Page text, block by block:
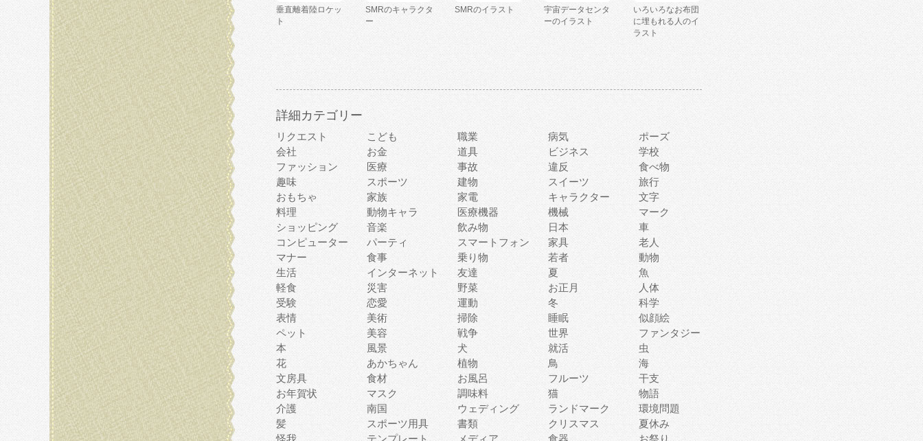
垂直離着陸ロケッ
ト
SMRのキャラクタ
ー
SMRのイラスト
宇宙データセンタ
ーのイラスト
いろいろなお布団
に埋もれる人のイ
ラスト
詳細カテゴリー
リクエスト こども 職業 病気
ポーズ
会社
お金 道具 ビジネス
学校
ファッション
医療 事故 違反
食べ物
趣味
スポーツ 建物 スイーツ
旅行
おもちゃ
家族 家電 キャラクター
文字
料理
動物キャラ 医療機器 機械
マーク
ショッピング
音楽 飲み物 日本
車
コンピューター
パーティ スマートフォン 家具
老人
マナー
食事 乗り物 若者
動物
生活
インターネット 友達 夏
魚
軽食
災害 野菜 お正月
人体
受験
恋愛 運動 冬
科学
表情
美術 掃除 睡眠
似顔絵
ペット
美容 戦争 世界
ファンタジー
本
風景 犬 就活
虫
花
あかちゃん 植物 鳥
海
文房具
食材 お風呂 フルーツ
干支
お年賀状
マスク 調味料 猫
物語
介護
南国 ウェディング ランドマーク
環境問題
髪
スポーツ用具 書類 クリスマス
夏休み
怪我
テンプレート メディア 食器 お祭り